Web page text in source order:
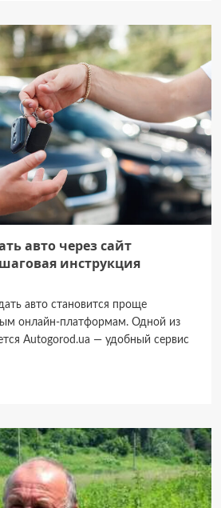
авто через сайт
инструкция
авто становится проще
онлайн-платформам. Одной из
Autogorod.ua — удобный сервис